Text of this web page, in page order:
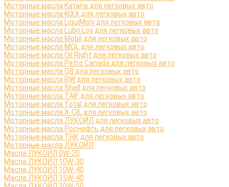
Моторные масла Katana для легковых авто
Моторные масла KIXX для легковых авто
Моторные масла LiquiMoly для легковых авто
Моторные масла Lubri Loy для легковых авто
Моторные масла Mobil для легковых авто
Моторные масла MOL для легковых авто
Моторные масла Oil Right для легковых авто
Моторные масла Petro Canada для легковых авто
Моторные масла Q8 для легковых авто
Моторные масла RW для легковых авто
Моторные масла Shell для легковых авто
Моторные масла TAIF для легковых авто
Моторные масла Total для легковых авто
Моторные масла X-OIL для легковых авто
Моторные масла ЛУКОЙЛ для легковых авто
Моторные масла Роснефть для легковых авто
Моторные масла ТНК для легковых авто
Моторные масла ЛУКОЙЛ
Масла ЛУКОЙЛ 0W-20
Масла ЛУКОЙЛ 10W-30
Масла ЛУКОЙЛ 10W-40
Масла ЛУКОЙЛ 15W-40